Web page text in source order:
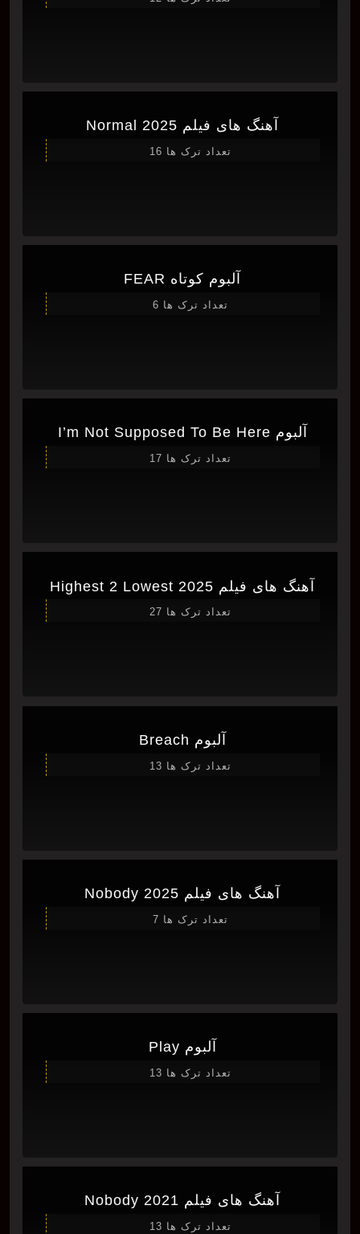
آهنگ های فیلم Normal 2025
تعداد ترک ها 16
آلبوم کوتاه FEAR
تعداد ترک ها 6
آلبوم I’m Not Supposed To Be Here
تعداد ترک ها 17
آهنگ های فیلم Highest 2 Lowest 2025
تعداد ترک ها 27
آلبوم Breach
تعداد ترک ها 13
آهنگ های فیلم Nobody 2025
تعداد ترک ها 7
آلبوم Play
تعداد ترک ها 13
آهنگ های فیلم Nobody 2021
تعداد ترک ها 13